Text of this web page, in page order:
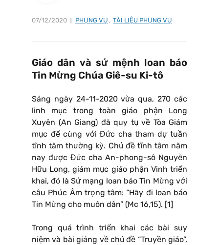
07/12/2020 PHỤNG VỤ , TÀI LIỆU PHỤNG VỤ
Giáo dân và sứ mệnh loan báo
Tin Mừng Chúa Giê-su Ki-tô
Sáng ngày 24-11-2020 vừa qua, 270 các
linh mục trong toàn giáo phận Long
Xuyên (An Giang) đã quy tụ về Tòa Giám
mục để cùng với Đức cha tham dự tuần
tĩnh tâm thường kỳ. Chủ đề tĩnh tâm năm
nay được Đức cha An-phong-sô Nguyễn
Hữu Long, giám mục giáo phận Vinh triển
khai, đó là Sứ mạng loan báo Tin Mừng với
câu Phúc Âm trọng tâm: “Hãy đi loan báo
Tin Mừng cho muôn dân” (Mc 16,15). [1]
Trong quá trình triển khai các bài suy
niệm và bài giảng về chủ đề “Truyền giáo”,